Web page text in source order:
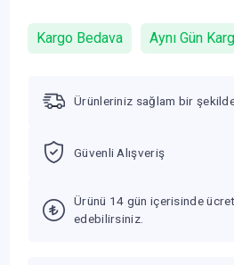
Kargo Bedava Aynı Gün
Ürünleriniz sağlam bir
Güvenli Alışveriş
Ürünü 14 gün içerisinde
edebilirsiniz.